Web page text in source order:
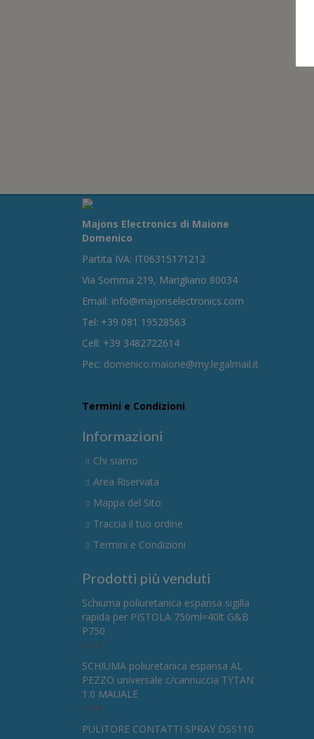
Majons Electronics di Maione
Domenico
Partita IVA: IT06315171212
Via Somma 219, Marigliano 80034
Email: info@majonselectronics.com
Tel: +39 081 19528563
Cell: +39 3482722614
Pec: domenico.maione@my.legalmail.it
Termini e Condizioni
Informazioni
Chi siamo
Area Riservata
Mappa del Sito
Traccia il tuo ordine
Termini e Condizioni
Prodotti più venduti
Schiuma poliuretanica espansa sigilla
rapida per PISTOLA 750ml=40lt G&B
P750
4,67€
SCHIUMA poliuretanica espansa AL
PEZZO universale c/cannuccia TYTAN
1.0 MAUALE
5,49€
PULITORE CONTATTI SPRAY DSS110